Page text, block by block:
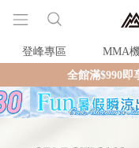
登峰專區 MMA
全館滿$990即享免運